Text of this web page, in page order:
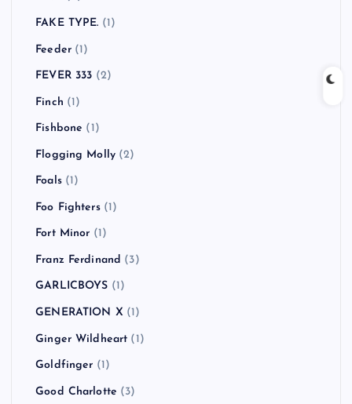
FAKE TYPE. (1)
Feeder(1)
FEVER 333 (2)
Finch (1)
Fishbone (1)
Flogging Molly (2)
Foals(1)
Foo Fighters(1)
Fort Minor (1)
Franz Ferdinand (3)
GARLICBOYS (1)
GENERATION X (1)
Ginger Wildheart (1)
Goldfinger (1)
Good Charlotte (3)